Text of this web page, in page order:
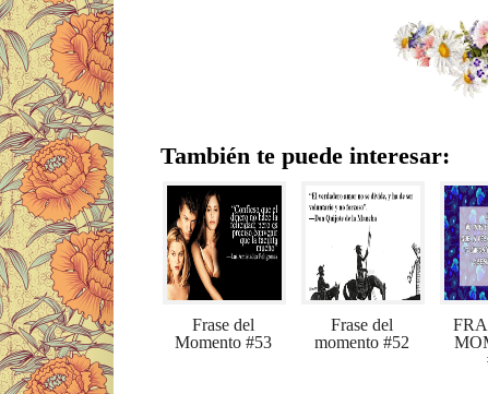
También te puede interesar:
Frase del
Momento #53
Frase del
momento #52